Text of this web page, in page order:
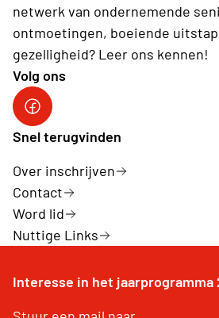
netwerk van ondernemende
ontmoetingen, boeiende
gezelligheid? Leer ons kennen!
Volg ons
Facebook
Snel terugvinden
Over inschrijven
Contact
Word lid
Nuttige Links
Interesse in het jaarprogramma